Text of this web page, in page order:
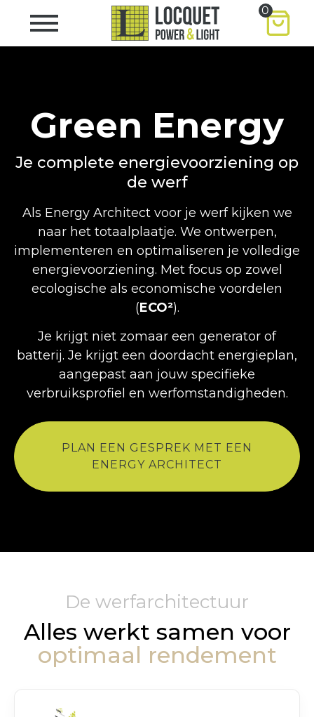
0
Green Energy
Je complete energievoorziening op
de werf
Als Energy Architect voor je werf kijken we
naar het totaalplaatje. We ontwerpen,
implementeren en optimaliseren je volledige
energievoorziening. Met focus op zowel
ecologische als economische voordelen
(ECO²).
Je krijgt niet zomaar een generator of
batterij. Je krijgt een doordacht energieplan,
aangepast aan jouw specifieke
verbruiksprofiel en werfomstandigheden.
PLAN EEN GESPREK MET EEN
ENERGY ARCHITECT
De werfarchitectuur
Alles werkt samen voor
optimaal rendement